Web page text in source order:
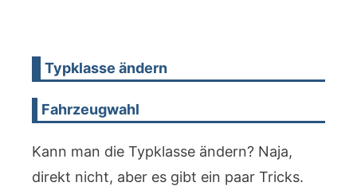
Typklasse ändern
Fahrzeugwahl
Kann man die Typklasse ändern? Naja,
direkt nicht, aber es gibt ein paar Tricks.